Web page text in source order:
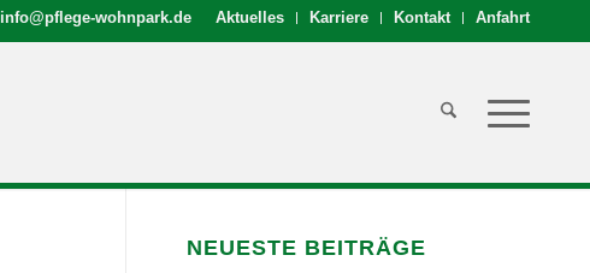
Aktuelles Karriere Kontakt Anfahrt
info@pflege-wohnpark.de
NEUESTE BEITRÄGE